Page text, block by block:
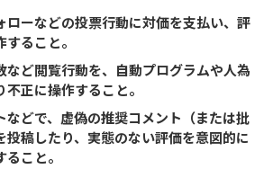
ローなどの投票行動に対価を支払い、評
ること。
など閲覧行動を、自動プログラムや人為
正に操作すること。
などで、虚偽の推奨コメント（または批
投稿したり、実態のない評価を意図的に
こと。